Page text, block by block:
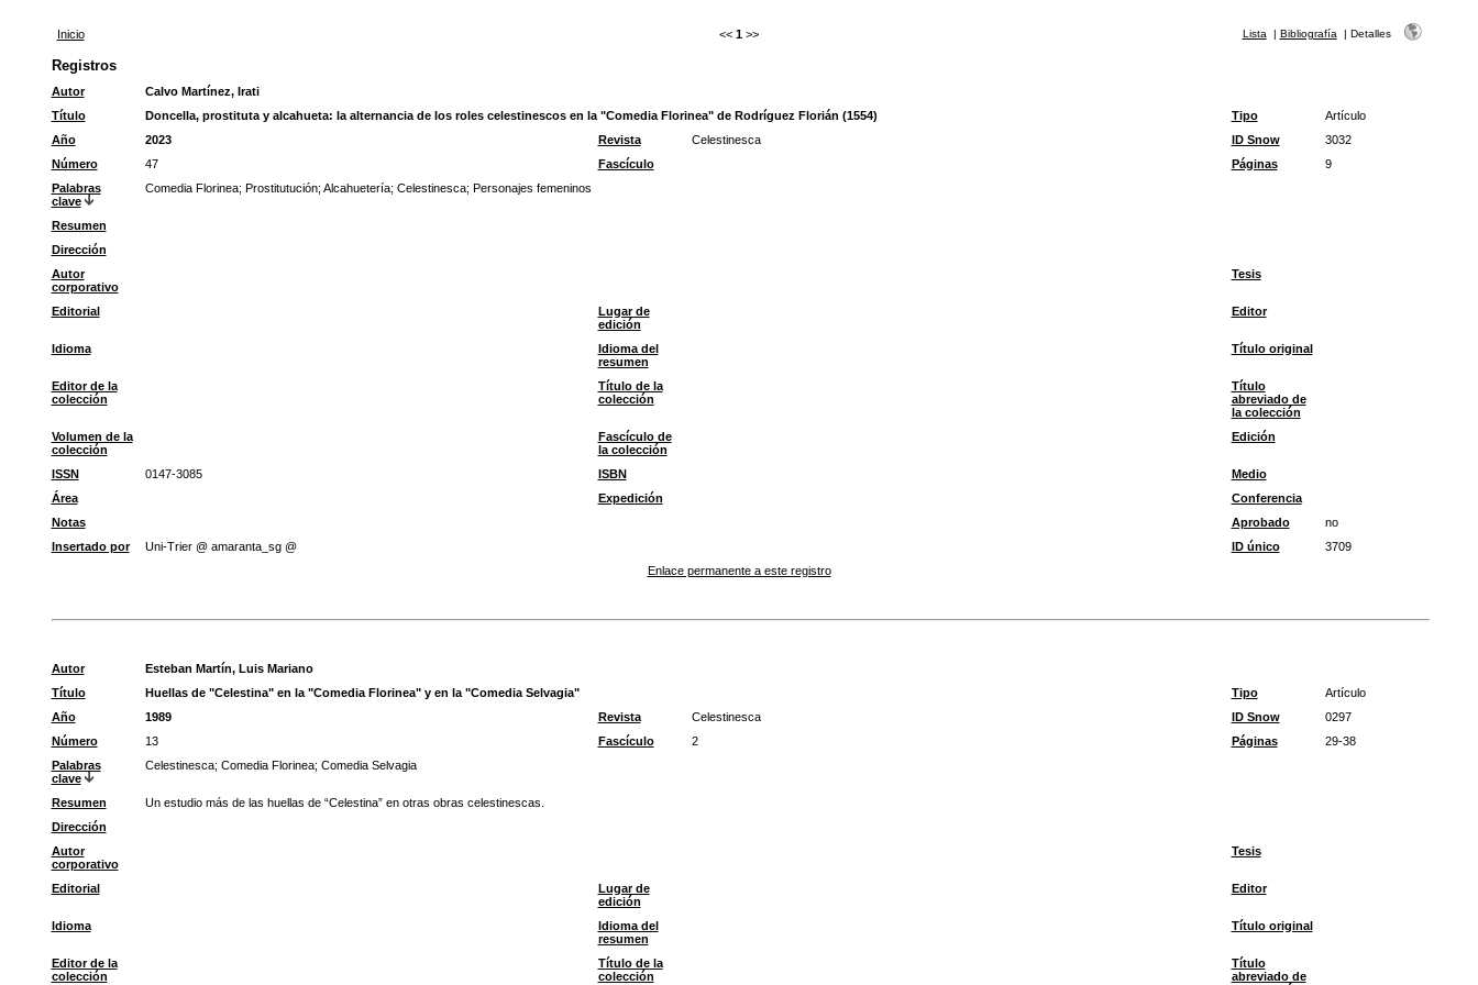
Inicio << 1 >> Lista | Bibliografía | Detalles
Registros
Autor
Calvo Martínez, Irati
Título
Doncella, prostituta y alcahueta: la alternancia de los roles celestinescos en la "Comedia Florinea" de Rodríguez Florián (1554) Tipo
Artículo
Año
2023 Revista Celestinesca ID Snow
3032
Número
47 Fascículo Páginas
9
Palabras
clave
Comedia Florinea; Prostitutución; Alcahuetería; Celestinesca; Personajes femeninos
Resumen
Dirección
Autor
corporativo
Tesis
Editorial
Lugar de
edición
Editor
Idioma
Idioma del
resumen
Título original
Editor de la
colección
Título de la
colección
Título
abreviado de
la colección
Volumen de la
colección
Fascículo de
la colección
Edición
ISSN 0147-3085 ISBN
Medio
Área
Expedición
Conferencia
Notas
Aprobado
no
Insertado por
Uni-Trier @ amaranta_sg @ ID único
3709
Enlace permanente a este registro
Autor
Esteban Martín, Luis Mariano
Título
Huellas de "Celestina" en la "Comedia Florinea" y en la "Comedia Selvagia" Tipo
Artículo
Año
1989 Revista Celestinesca ID Snow
0297
Número
13 Fascículo 2 Páginas
29-38
Palabras
clave
Celestinesca; Comedia Florinea; Comedia Selvagia
Resumen
Un estudio más de las huellas de “Celestina” en otras obras celestinescas.
Dirección
Autor
corporativo
Tesis
Editorial
Lugar de
edición
Editor
Idioma
Idioma del
resumen
Título original
Editor de la
colección
Título de la
colección
Título
abreviado de